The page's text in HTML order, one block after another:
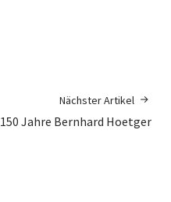
Nächster Artikel
150 Jahre Bernhard Hoetger